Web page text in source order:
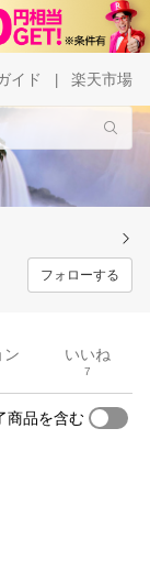
イド 楽天市場
フォローする
ン いいね
7
商品を含む